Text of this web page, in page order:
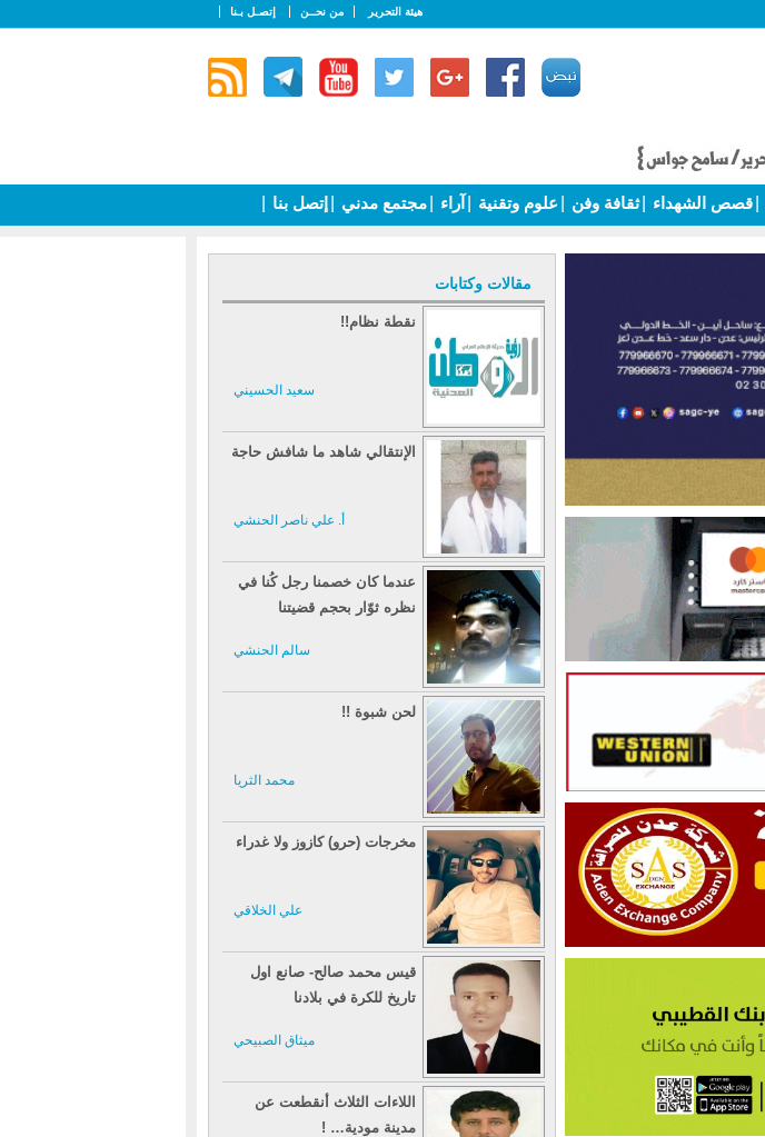
هيئة التحرير من نحــن إتصـل بـنا
قصص الشهداء ثقافة وفن علوم وتقنية آراء مجتمع مدني إتصل بنا
مقالات وكتابات
نقطة نظام!!
سعيد الحسيني
الإنتقالي شاهد ما شافش حاجة
أ. علي ناصر الحنشي
عندما كان خصمنا رجل كُنا في
نظره ثوّار بحجم قضيتنا
سالم الحنشي
لحن شبوة !!
محمد الثريا
مخرجات (حرو) كازوز ولا غدراء
علي الخلاقي
قيس محمد صالح- صانع اول
تاريخ للكرة في بلادنا
ميثاق الصبيحي
اللاءات الثلاث أنقطعت عن
مدينة مودية… !